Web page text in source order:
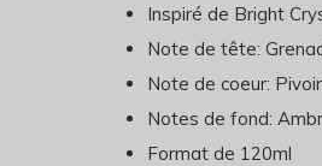
Inspiré de Bright
Note de tête:
Note de coeur:
Notes de fond:
Format de 120ml